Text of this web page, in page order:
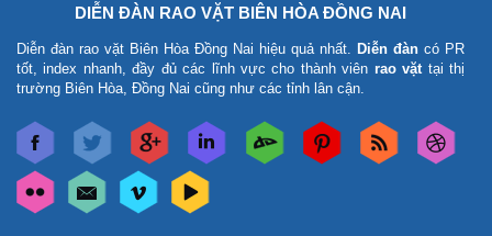
DIỄN ĐÀN RAO VẶT BIÊN HÒA ĐỒNG NAI
Diễn đàn rao vặt Biên Hòa Đồng Nai hiệu quả nhất. Diễn đàn có PR
tốt, index nhanh, đầy đủ các lĩnh vực cho thành viên rao vặttại thị
trường Biên Hòa, Đồng Nai cũng như các tỉnh lân cận.